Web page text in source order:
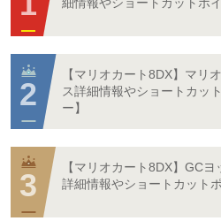
【マリオカート8DX】マリ
ス詳細情報やショートカッ
ー】
【マリオカート8DX】GC
詳細情報やショートカット